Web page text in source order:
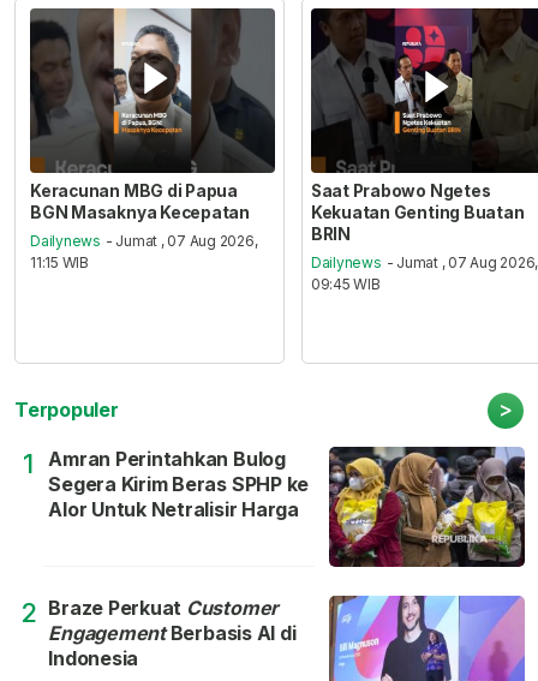
Keracunan MBG di Papua
BGN Masaknya Kecepatan
Dailynews - Jumat , 07 Aug 2026,
11:15 WIB
Saat Prabowo Ngetes
Kekuatan Genting Buatan
BRIN
Dailynews - Jumat , 07 Aug 2026,
09:45 WIB
Terpopuler >
1
Amran Perintahkan Bulog
Segera Kirim Beras SPHP ke
Alor Untuk Netralisir Harga
2 Braze Perkuat Customer
EngagementBerbasis AI di
Indonesia